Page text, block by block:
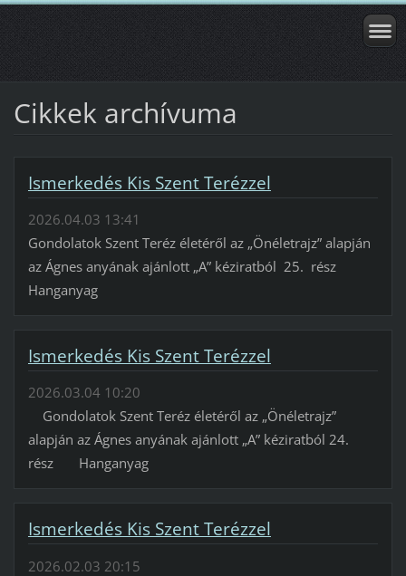
Cikkek archívuma
Ismerkedés Kis Szent Terézzel
2026.04.03 13:41
Gondolatok Szent Teréz életéről az „Önéletrajz” alapján
az Ágnes anyának ajánlott „A” kéziratból 25. rész
Hanganyag
Ismerkedés Kis Szent Terézzel
2026.03.04 10:20
Gondolatok Szent Teréz életéről az „Önéletrajz”
alapján az Ágnes anyának ajánlott „A” kéziratból 24.
rész Hanganyag
Ismerkedés Kis Szent Terézzel
2026.02.03 20:15